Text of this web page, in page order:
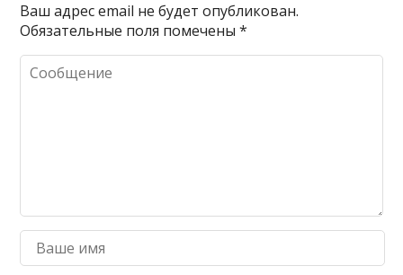
Ваш адрес email не будет опубликован.
Обязательные поля помечены*